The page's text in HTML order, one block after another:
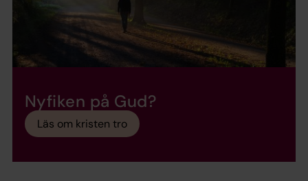
Nyfiken på Gud?
Läs om kristen tro